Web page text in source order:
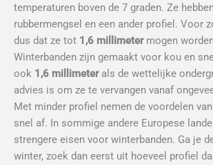
temperaturen boven de 7 graden. Ze
rubbermengsel en een ander profiel. Voor
dus dat ze tot 1,6 millimetermogen
Winterbanden zijn gemaakt voor kou en
ook 1,6 millimeterals de wettelijke
advies is om ze te vervangen vanaf
Met minder profiel nemen de voordelen
snel af. In sommige andere Europese
strengere eisen voor winterbanden. Ga je
winter, zoek dan eerst uit hoeveel profiel